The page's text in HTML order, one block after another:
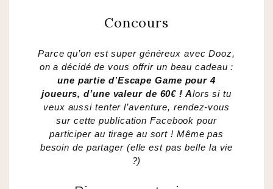
Concours
Parce qu’on est super généreux avec Dooz,
on a décidé de vous offrir un beau cadeau :
une partie d’Escape Game pour 4
joueurs, d’une valeur de 60€ ! Alors si tu
veux aussi tenter l’aventure, rendez-vous
sur cette publication Facebook pour
participer au tirage au sort ! Même pas
besoin de partager (elle est pas belle la vie
?)